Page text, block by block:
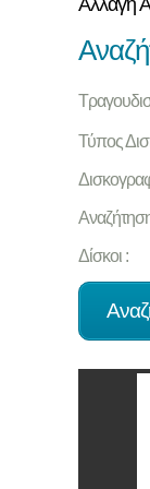
Αλλαγή
Τύπος
Δίσκοι :